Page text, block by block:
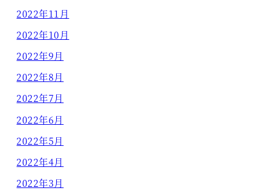
2022年11月
2022年10月
2022年9月
2022年8月
2022年7月
2022年6月
2022年5月
2022年4月
2022年3月